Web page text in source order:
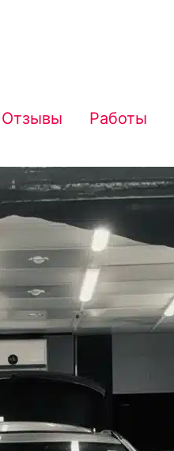
Отзывы Работы